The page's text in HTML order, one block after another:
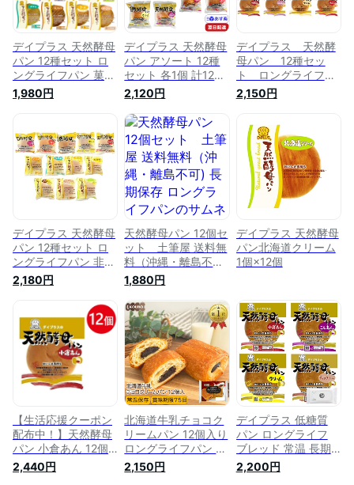
デイプラス 天然酵母
パン 12種セット ロ
ングライフパン 菓子
パン 日本製 日持ち
長期保存 備蓄食 ロ
食 ランチ おやつ
1,980円
デイプラス 天然酵母
パン アソート 12種
セット 各1個 計12個
詰め合わせ 朝食 お
やつ 軽食 買い置き
ロングライフパン
2,120円
デイプラス 天然酵
母パン 12種セッ
ト ロングライフパ
ン
2,150円
デイプラス 天然酵母
パン 12種セット ロ
ングライフパン 非常
食 朝食 昼食
2,180円
天然酵母パン 12個セ
ット 土筆屋 送料無
料（沖縄・離島不可)
長期保存 ロングライ
フパン
1,880円
デイプラス 天然酵母
パン北海道クリーム
1個×12個
【生活応援クーポン
配布中！】天然酵母
パン 小倉あん 12個
セット あんパン 粒
あん 餡子入り 菓子
2,440円
北海道牛乳チョコク
リームパン 12個入り
ロングライフパン 長
期保存 日持ち 長持
ち 非常食 防災食 朝
2,150円
デイプラス 低糖質
パン ロングライフ
ブレッド 常温 長期
保存 詰め合わせ セ
ット オリジナル ウ
2,200円